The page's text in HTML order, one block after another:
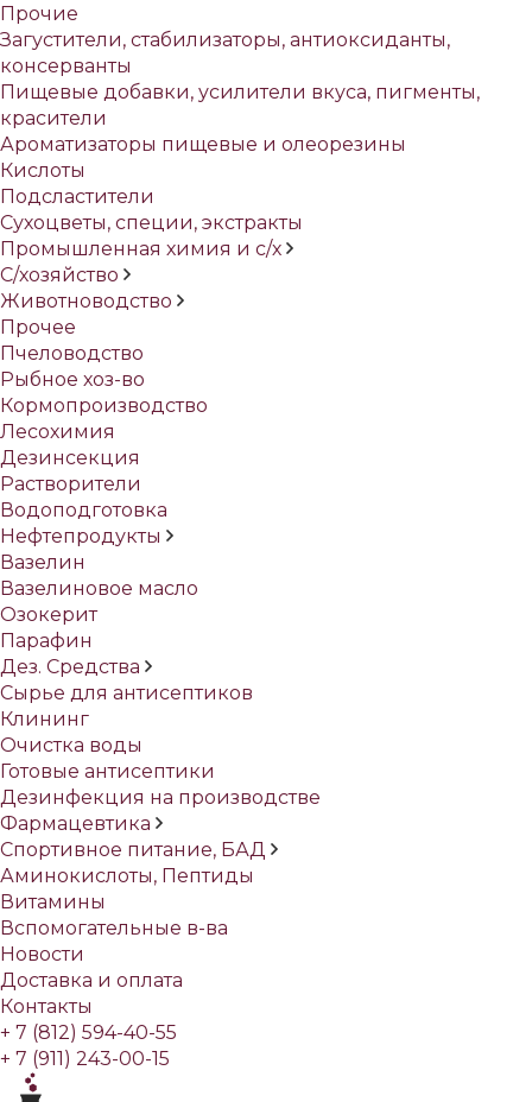
Прочие
Загустители, стабилизаторы, антиоксиданты,
консерванты
Пищевые добавки, усилители вкуса, пигменты,
красители
Ароматизаторы пищевые и олеорезины
Кислоты
Подсластители
Сухоцветы, специи, экстракты
Промышленная химия и с/х
С/хозяйство
Животноводство
Прочее
Пчеловодство
Рыбное хоз-во
Кормопроизводство
Лесохимия
Дезинсекция
Растворители
Водоподготовка
Нефтепродукты
Вазелин
Вазелиновое масло
Озокерит
Парафин
Дез. Средства
Сырье для антисептиков
Клининг
Очистка воды
Готовые антисептики
Дезинфекция на производстве
Фармацевтика
Спортивное питание, БАД
Аминокислоты, Пептиды
Витамины
Вспомогательные в-ва
Новости
Доставка и оплата
Контакты
+ 7 (812) 594-40-55
+ 7 (911) 243-00-15